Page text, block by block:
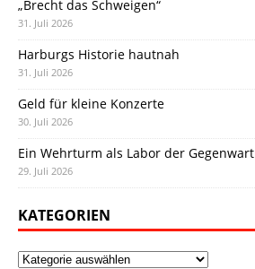
„Brecht das Schweigen“
31. Juli 2026
Harburgs Historie hautnah
31. Juli 2026
Geld für kleine Konzerte
30. Juli 2026
Ein Wehrturm als Labor der Gegenwart
29. Juli 2026
KATEGORIEN
Kategorien